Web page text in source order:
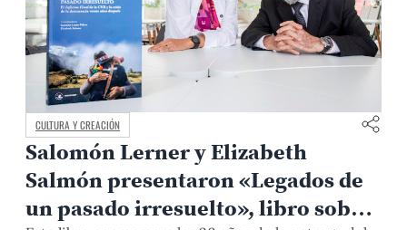
CULTURA Y CREACIÓN
Salomón Lerner y Elizabeth
Salmón presentaron «Legados de
un pasado irresuelto», libro sobre